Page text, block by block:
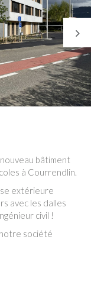
bâtiment
à Courrendlin.
extérieure
avec les dalles
civil !
société